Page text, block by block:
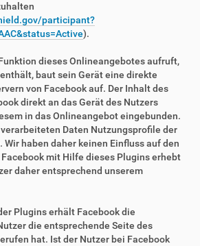
participant?
).
dieses Onlineangebotes aufruft,
baut sein Gerät eine direkte
von Facebook auf. Der Inhalt des
direkt an das Gerät des Nutzers
in das Onlineangebot eingebunden.
Daten Nutzungsprofile der
haben daher keinen Einfluss auf den
mit Hilfe dieses Plugins erhebt
daher entsprechend unserem
Plugins erhält Facebook die
die entsprechende Seite des
hat. Ist der Nutzer bei Facebook